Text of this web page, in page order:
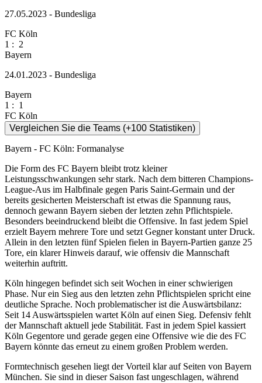
27.05.2023 - Bundesliga
FC Köln
1 : 2
Bayern
24.01.2023 - Bundesliga
Bayern
1 : 1
FC Köln
Vergleichen Sie die Teams (+100 Statistiken)
Bayern - FC Köln: Formanalyse
Die Form des FC Bayern bleibt trotz kleiner
Leistungsschwankungen sehr stark. Nach dem bitteren Champions-
League-Aus im Halbfinale gegen Paris Saint-Germain und der
bereits gesicherten Meisterschaft ist etwas die Spannung raus,
dennoch gewann Bayern sieben der letzten zehn Pflichtspiele.
Besonders beeindruckend bleibt die Offensive. In fast jedem Spiel
erzielt Bayern mehrere Tore und setzt Gegner konstant unter Druck.
Allein in den letzten fünf Spielen fielen in Bayern-Partien ganze 25
Tore, ein klarer Hinweis darauf, wie offensiv die Mannschaft
weiterhin auftritt.
Köln hingegen befindet sich seit Wochen in einer schwierigen
Phase. Nur ein Sieg aus den letzten zehn Pflichtspielen spricht eine
deutliche Sprache. Noch problematischer ist die Auswärtsbilanz:
Seit 14 Auswärtsspielen wartet Köln auf einen Sieg. Defensiv fehlt
der Mannschaft aktuell jede Stabilität. Fast in jedem Spiel kassiert
Köln Gegentore und gerade gegen eine Offensive wie die des FC
Bayern könnte das erneut zu einem großen Problem werden.
Formtechnisch gesehen liegt der Vorteil klar auf Seiten von Bayern
München. Sie sind in dieser Saison fast ungeschlagen, während